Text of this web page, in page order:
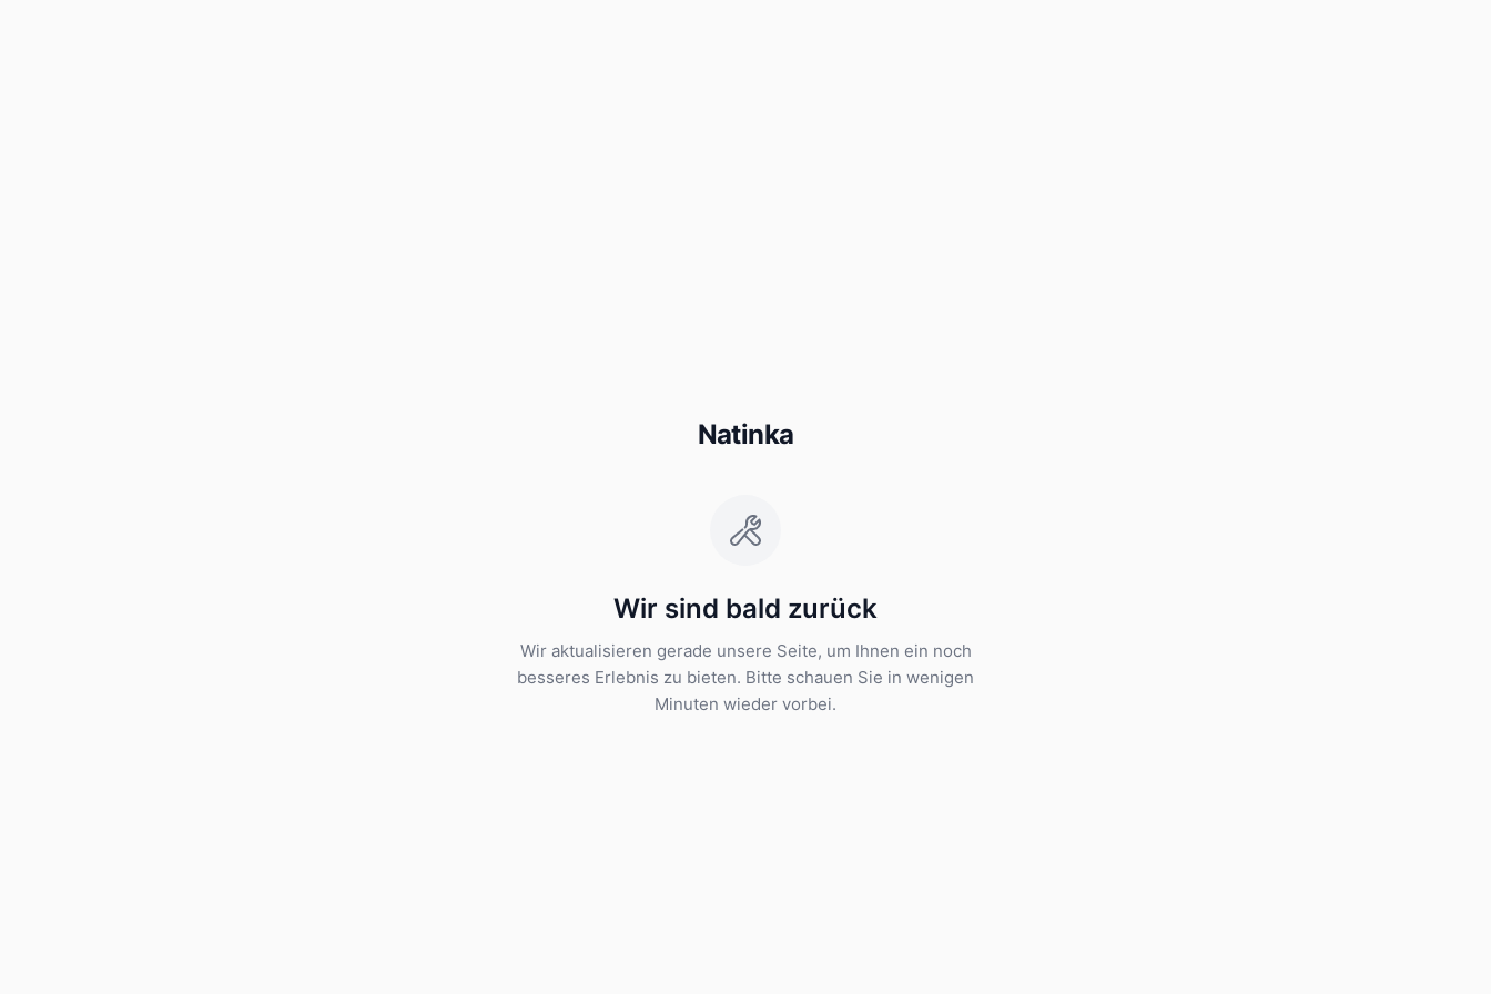
Natinka
Wir sind bald zurück
Wir aktualisieren gerade unsere Seite, um Ihnen ein noch
besseres Erlebnis zu bieten. Bitte schauen Sie in wenigen
Minuten wieder vorbei.